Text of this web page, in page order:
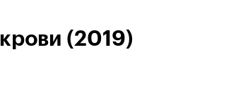
(2019)